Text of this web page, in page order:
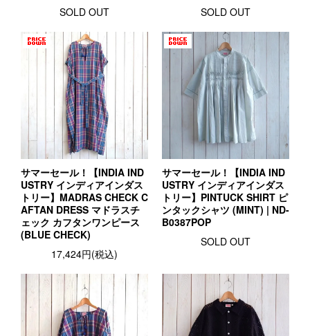
SOLD OUT
SOLD OUT
サマーセール！【INDIA IND
USTRY インディアインダス
トリー】MADRAS CHECK C
AFTAN DRESS マドラスチ
ェック カフタンワンピース
(BLUE CHECK)
17,424円(税込)
サマーセール！【INDIA IND
USTRY インディアインダス
トリー】PINTUCK SHIRT ピ
ンタックシャツ (MINT) | ND-
B0387POP
SOLD OUT